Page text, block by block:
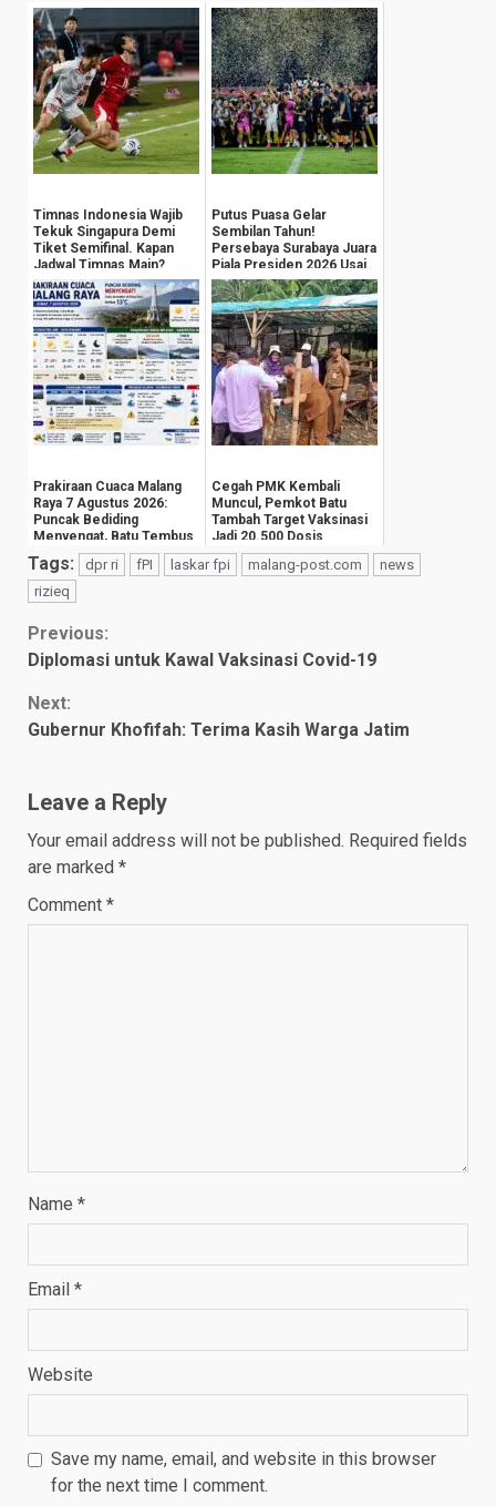
Timnas Indonesia Wajib
Tekuk Singapura Demi
Tiket Semifinal. Kapan
Jadwal Timnas Main?
Putus Puasa Gelar
Sembilan Tahun!
Persebaya Surabaya Juara
Piala Presiden 2026 Usai
Tekuk Persib
Prakiraan Cuaca Malang
Raya 7 Agustus 2026:
Puncak Bediding
Menyengat, Batu Tembus
13 Derajat Celsiu...
Cegah PMK Kembali
Muncul, Pemkot Batu
Tambah Target Vaksinasi
Jadi 20.500 Dosis
Tags: dpr ri fPI laskar fpi malang-post.com
news
rizieq
Continue
Previous:
Diplomasi untuk Kawal Vaksinasi Covid-19
Next:
Gubernur Khofifah: Terima Kasih Warga Jatim
Leave a Reply
Your email address will not be published. Required fields
are marked *
Comment *
Name *
Email *
Website
Save my name, email, and website in this browser
for the next time I comment.